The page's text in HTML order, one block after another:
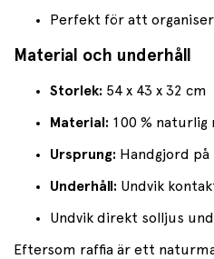
Perfekt för att
Material och underhåll
Storlek: 54 x 43 x 32 cm
Material: 100 % naturlig
Ursprung: Handgjord på
Underhåll: Undvik
Undvik direkt solljus
Eftersom raffia är ett